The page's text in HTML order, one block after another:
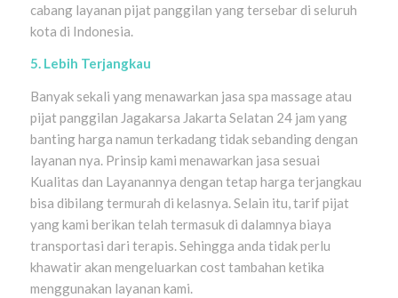
cabang layanan pijat panggilan yang tersebar di seluruh
kota di Indonesia.
5. Lebih Terjangkau
Banyak sekali yang menawarkan jasa spa massage atau
pijat panggilan Jagakarsa Jakarta Selatan 24 jam yang
banting harga namun terkadang tidak sebanding dengan
layanan nya. Prinsip kami menawarkan jasa sesuai
Kualitas dan Layanannya dengan tetap harga terjangkau
bisa dibilang termurah di kelasnya. Selain itu, tarif pijat
yang kami berikan telah termasuk di dalamnya biaya
transportasi dari terapis. Sehingga anda tidak perlu
khawatir akan mengeluarkan cost tambahan ketika
menggunakan layanan kami.